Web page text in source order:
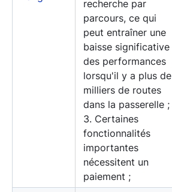
recherche par
parcours, ce qui
peut entraîner une
baisse significative
des performances
lorsqu'il y a plus de
milliers de routes
dans la passerelle ;
3. Certaines
fonctionnalités
importantes
nécessitent un
paiement ;